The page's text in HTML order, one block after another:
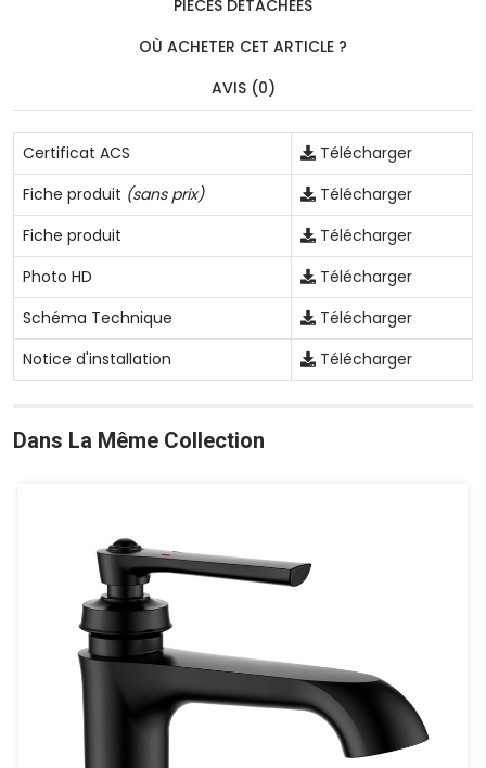
PIÈCES DÉTACHÉES
OÙ ACHETER CET ARTICLE ?
AVIS (0)
Certificat ACS
Télécharger
Fiche produit (sans prix)
Télécharger
Fiche produit
Télécharger
Photo HD
Télécharger
Schéma Technique
Télécharger
Notice d'installation
Télécharger
Dans La Même Collection